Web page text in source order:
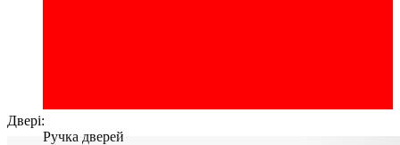
Двері:
Ручка дверей